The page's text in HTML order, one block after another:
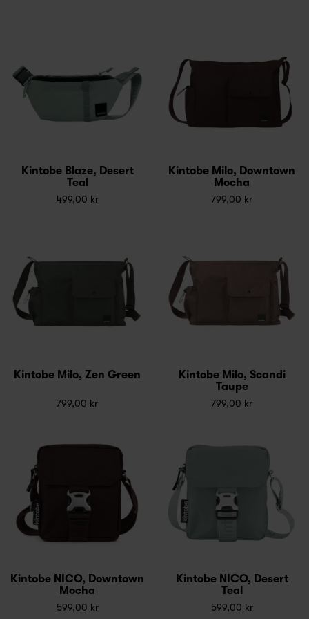
Kintobe Blaze, Desert
Teal
499,00 kr
Kintobe Milo, Downtown
Mocha
799,00 kr
Kintobe Milo, Zen Green
799,00 kr
Kintobe Milo, Scandi
Taupe
799,00 kr
Kintobe NICO, Downtown
Mocha
599,00 kr
Kintobe NICO, Desert
Teal
599,00 kr